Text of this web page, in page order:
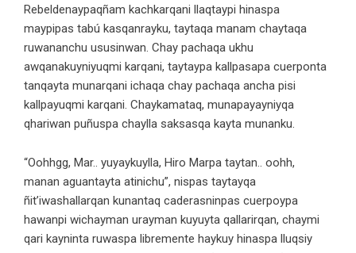
Rebeldenaypaqñam kachkarqani llaqtaypi hinaspa
maypipas tabú kasqanrayku, taytaqa manam chaytaqa
ruwananchu ususinwan. Chay pachaqa ukhu
awqanakuyniyuqmi karqani, taytaypa kallpasapa cuerponta
tanqayta munarqani ichaqa chay pachaqa ancha pisi
kallpayuqmi karqani. Chaykamataq, munapayayniyqa
qhariwan puñuspa chaylla saksasqa kayta munanku.
“Oohhgg, Mar.. yuyaykuylla, Hiro Marpa taytan.. oohh,
manan aguantayta atinichu”, nispas taytayqa
ñit’iwashallarqan kunantaq caderasninpas cuerpoypa
hawanpi wichayman urayman kuyuyta qallarirqan, chaymi
qari kayninta ruwaspa libremente haykuy hinaspa lluqsiy